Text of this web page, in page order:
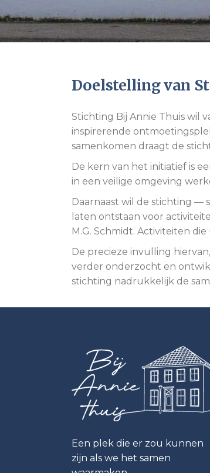
Doelstelling van
Stichting Bij Annie Thuis wil
inspirerende
samenkomen draagt de
De kern van het initiatief is
in een veilige omgeving
Daarnaast wil de stichting —
laten ontstaan voor
M.G. Schmidt. Activiteiten
De precieze invulling
verder onderzocht en
stichting nadrukkelijk de
Een plek die er zou kunnen
zijn als we het samen